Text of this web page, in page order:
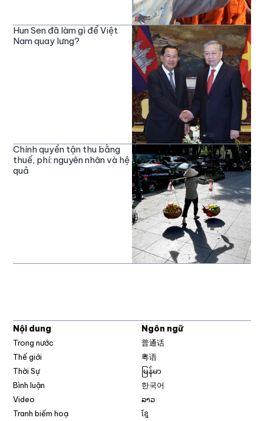
Hun Sen đã làm gì để Việt
Nam quay lưng?
Chính quyền tận thu bằng
thuế, phí: nguyên nhân và hệ
quả
Nội dung
Trong nước
Thế giới
Thời Sự
Bình luận
Video
Tranh biếm hoạ
Ngôn ngữ
普通话
粤语
မြန်မာ
한국어
ລາວ
ខ្មែ